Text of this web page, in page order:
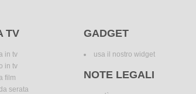
TV
in tv
in tv
film
serata
GADGET
usa il nostro widget
NOTE LEGALI